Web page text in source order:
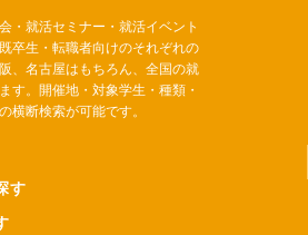
・就活セミナー・就活イベント
卒生・転職者向けのそれぞれの
、名古屋はもちろん、全国の就
す。開催地・対象学生・種類・
横断検索が可能です。
す